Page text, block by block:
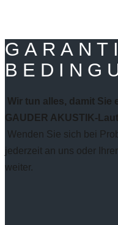
Wir tun alles, damit Sie
GAUDER AKUSTIK-
Wenden Sie sich bei
jederzeit an uns oder
weiter.